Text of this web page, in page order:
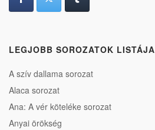
LEGJOBB SOROZATOK LISTÁJA
A szív dallama sorozat
Alaca sorozat
Ana: A vér köteléke sorozat
Anyai örökség